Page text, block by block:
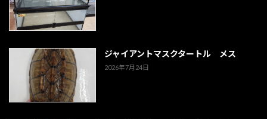
ジャイアントマスクタートル メス
2026年7月24日